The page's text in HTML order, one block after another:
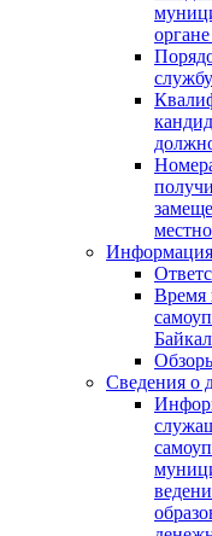
службу
Время
Сведения о